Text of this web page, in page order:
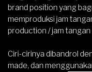
brand position yang
memproduksi jam
production / jam tangan
Ciri-cirinya dibandrol
made, dan